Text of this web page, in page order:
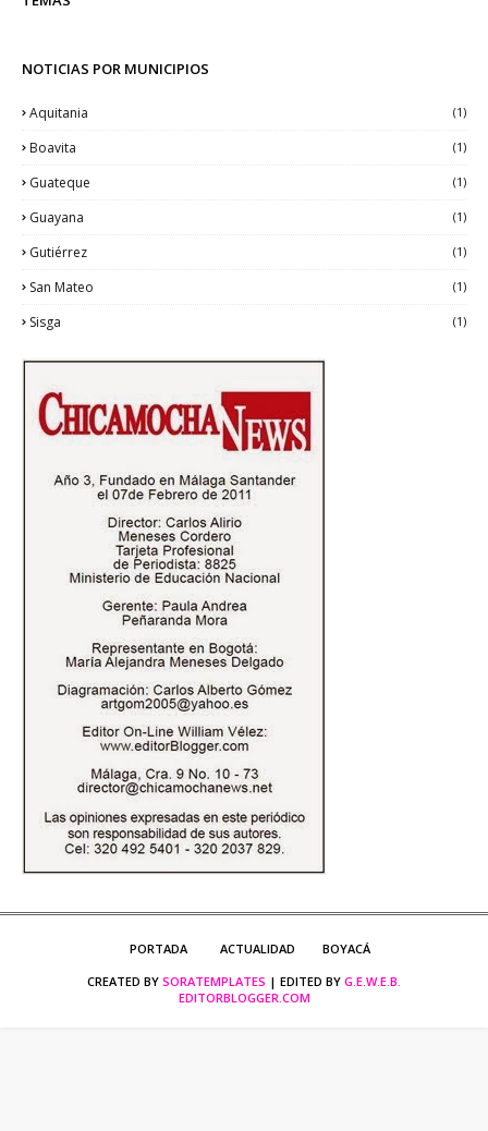
NOTICIAS POR MUNICIPIOS
Aquitania (1)
Boavita (1)
Guateque (1)
Guayana (1)
Gutiérrez (1)
San Mateo (1)
Sisga (1)
PORTADA ACTUALIDAD
BOYACÁ
CREATED BY SORATEMPLATES | EDITED BY G.E.W.E.B.
EDITORBLOGGER.COM